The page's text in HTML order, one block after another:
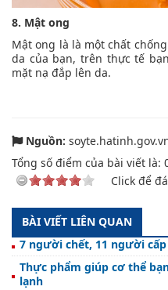
8. Mật ong
Mật ong là là một chất
da của bạn, trên thực tế
mặt nạ đắp lên da.
Nguồn:
Tổng số điểm của bài viết là:
Click để
BÀI VIẾT LIÊN QUAN
7 người chết, 11 người
Thực phẩm giúp cơ thể
lạnh